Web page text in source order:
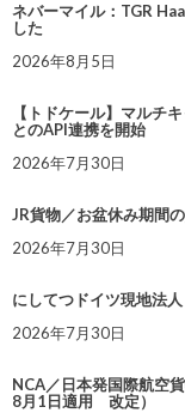
ネバーマイル：TGR
した
2026年8月5日
【トドケール】マルチ
とのAPI連携を開始
2026年7月30日
JR貨物／お盆休み期間
2026年7月30日
にしてつドイツ現地法
2026年7月30日
NCA／日本発国際航空
8月1日適用 改定）